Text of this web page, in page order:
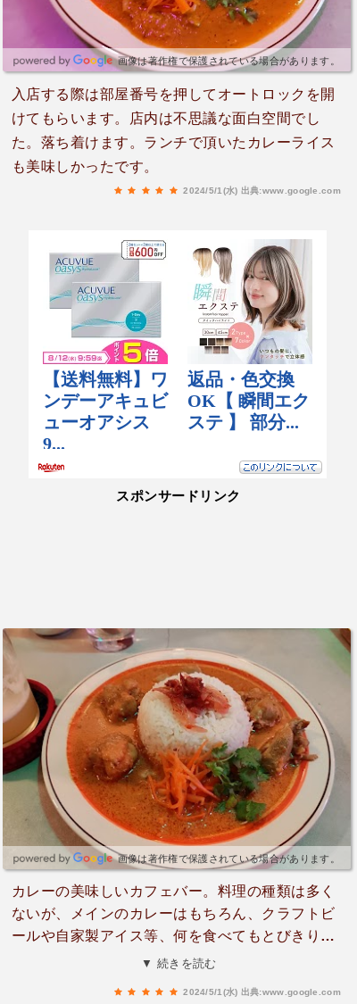
画像は著作権で保護されている場合があります。
入店する際は部屋番号を押してオートロックを開
けてもらいます。店内は不思議な面白空間でし
た。落ち着けます。ランチで頂いたカレーライス
も美味しかったです。
2024/5/1(水) 出典:www.google.com
スポンサードリンク
画像は著作権で保護されている場合があります。
カレーの美味しいカフェバー。料理の種類は多く
ないが、メインのカレーはもちろん、クラフトビ
ールや自家製アイス等、何を食べてもとびきり美
味しい。入り方が少しトリッキー(※後述)なのでハ
▼ 続きを読む
2024/5/1(水) 出典:www.google.com